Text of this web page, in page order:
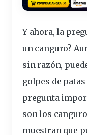
Y ahora, la
un canguro?
sin razón,
golpes de
pregunta
son los
muestran que